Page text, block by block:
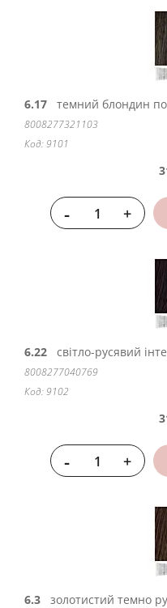
6.17 темний блондин
8008277321103
Код: 9101
- +
6.22 світло-русявий
8008277040769
Код: 9102
- +
6.3 золотистий темно